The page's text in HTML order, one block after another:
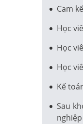
Cam
Học
Học
Học
Kế
Sau